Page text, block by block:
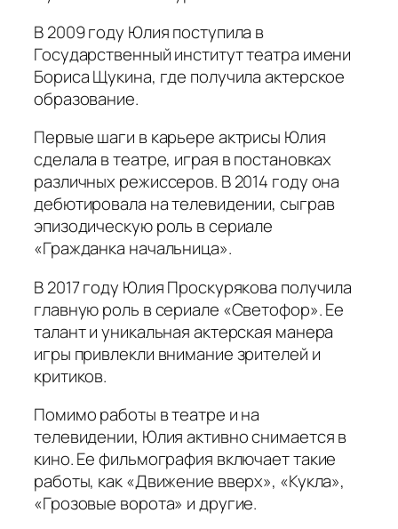
В 2009 году Юлия поступила в
Государственный институт театра имени
Бориса Щукина, где получила актерское
образование.
Первые шаги в карьере актрисы Юлия
сделала в театре, играя в постановках
различных режиссеров. В 2014 году она
дебютировала на телевидении, сыграв
эпизодическую роль в сериале
«Гражданка начальница».
В 2017 году Юлия Проскурякова получила
главную роль в сериале «Светофор». Ее
талант и уникальная актерская манера
игры привлекли внимание зрителей и
критиков.
Помимо работы в театре и на
телевидении, Юлия активно снимается в
кино. Ее фильмография включает такие
работы, как «Движение вверх», «Кукла»,
«Грозовые ворота» и другие.